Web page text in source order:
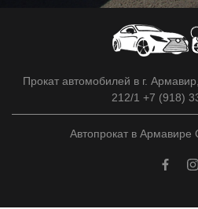
Прокат автомобилей в г.
212/1 +7 (918)
Автопрокат в Армавире